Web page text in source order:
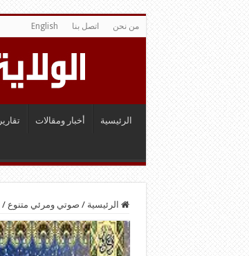
من نحن اتصل بنا English
الرئيسية أخبار ومقالات تقارير
الرئيسية / صوتي ومرئي متنوع /